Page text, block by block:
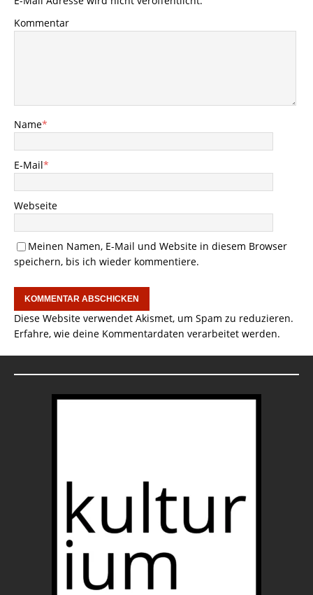
Kommentar
Name*
E-Mail*
Webseite
Meinen Namen, E-Mail und Website in diesem Browser
speichern, bis ich wieder kommentiere.
Diese Website verwendet Akismet, um Spam zu reduzieren.
Erfahre, wie deine Kommentardaten verarbeitet werden.